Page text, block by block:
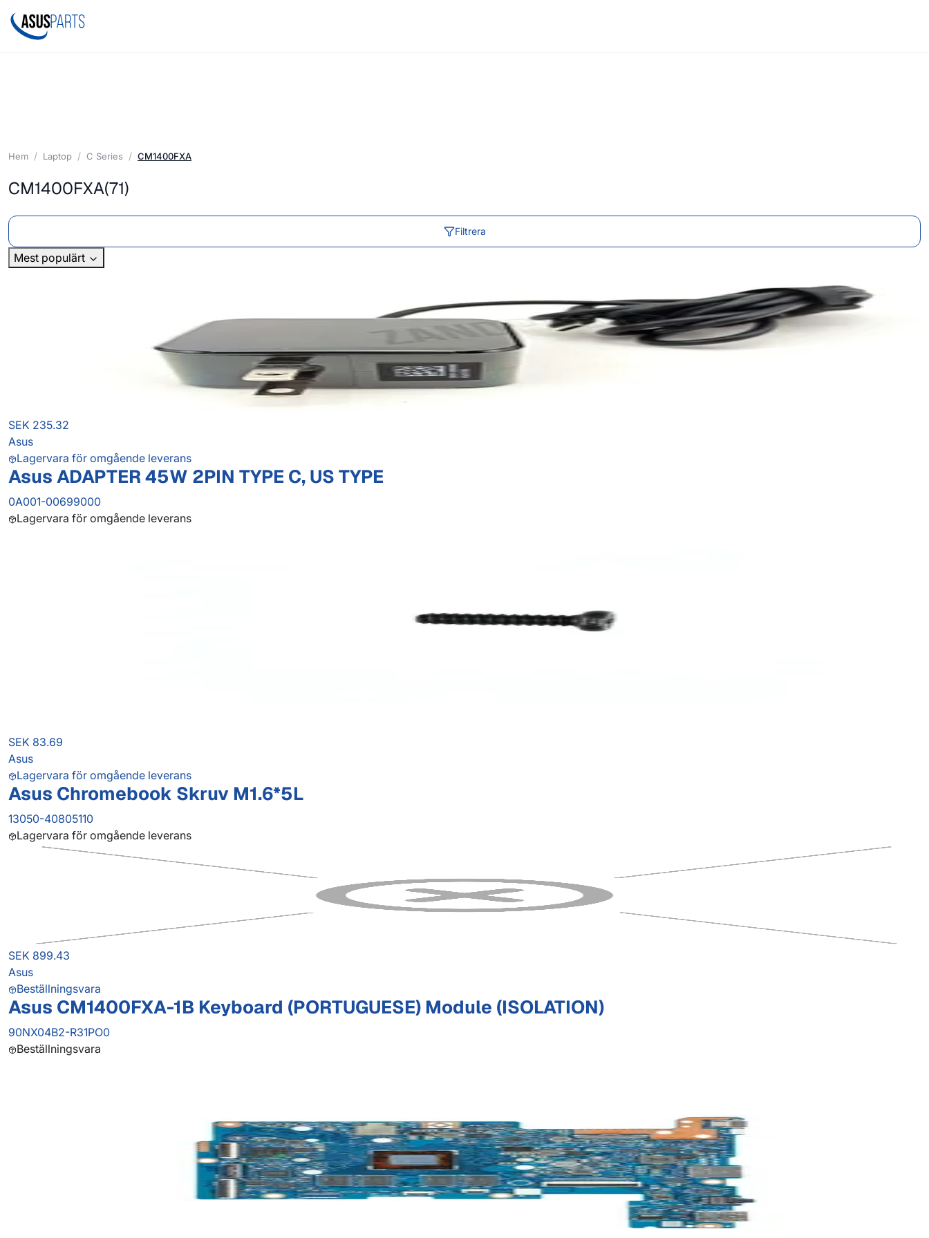
Hem Laptop C Series CM1400FXA
CM1400FXA(71)
Filtrera
Mest populärt
SEK 235.32
Asus
Lagervara för omgående leverans
Asus ADAPTER 45W 2PIN TYPE C, US TYPE
0A001-00699000
Lagervara för omgående leverans
SEK 83.69
Asus
Lagervara för omgående leverans
Asus Chromebook Skruv M1.6*5L
13050-40805110
Lagervara för omgående leverans
SEK 899.43
Asus
Beställningsvara
Asus CM1400FXA-1B Keyboard (PORTUGUESE) Module (ISOLATION)
90NX04B2-R31PO0
Beställningsvara